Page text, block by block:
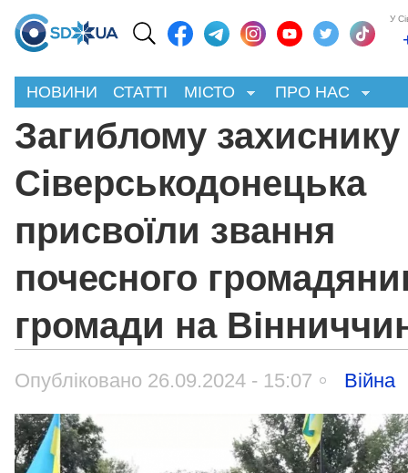
У
НОВИНИ СТАТТІ МІСТО ПРО НАС
Загиблому захиснику
Сіверськодонецька
присвоїли звання
почесного
громади на
Опубліковано 26.09.2024 - 15:07 Війна